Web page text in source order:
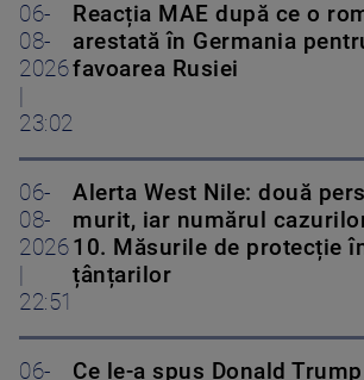
06-
08-
2026
23:02
Reacția MAE după ce o
arestată în Germania
favoarea Rusiei
06-
08-
2026
22:51
Alerta West Nile: două
murit, iar numărul
10. Măsurile de protecție
țânțarilor
06-
Ce le-a spus Donald